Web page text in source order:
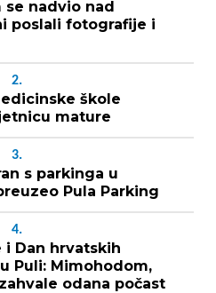
se nadvio nad
poslali fotografije i
2.
škole
mature
3.
s parkinga u
Pula Parking
4.
i Dan hrvatskih
Puli: Mimohodom,
odana počast